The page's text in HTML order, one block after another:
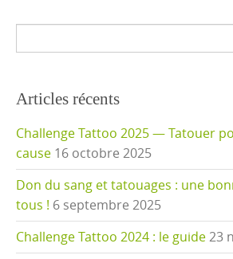
Articles récents
Challenge Tattoo 2025 — Tatouer
cause 16 octobre 2025
Don du sang et tatouages : une
tous ! 6 septembre 2025
Challenge Tattoo 2024 : le guide23